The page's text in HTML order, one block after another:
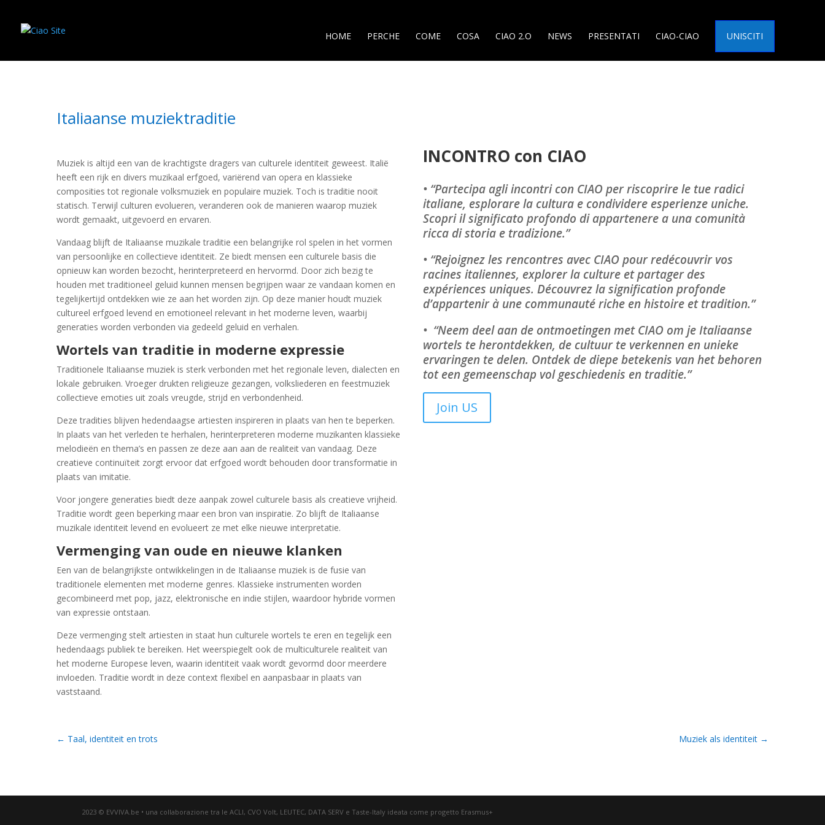
HOME PERCHE COME COSA CIAO 2.O NEWS PRESENTATI CIAO-CIAO UNISCITI
Italiaanse muziektraditie
Muziek is altijd een van de krachtigste dragers van culturele identiteit geweest. Italië
heeft een rijk en divers muzikaal erfgoed, variërend van opera en klassieke
composities tot regionale volksmuziek en populaire muziek. Toch is traditie nooit
statisch. Terwijl culturen evolueren, veranderen ook de manieren waarop muziek
wordt gemaakt, uitgevoerd en ervaren.
Vandaag blijft de Italiaanse muzikale traditie een belangrijke rol spelen in het vormen
van persoonlijke en collectieve identiteit. Ze biedt mensen een culturele basis die
opnieuw kan worden bezocht, herinterpreteerd en hervormd. Door zich bezig te
houden met traditioneel geluid kunnen mensen begrijpen waar ze vandaan komen en
tegelijkertijd ontdekken wie ze aan het worden zijn. Op deze manier houdt muziek
cultureel erfgoed levend en emotioneel relevant in het moderne leven, waarbij
generaties worden verbonden via gedeeld geluid en verhalen.
Wortels van traditie in moderne expressie
Traditionele Italiaanse muziek is sterk verbonden met het regionale leven, dialecten en
lokale gebruiken. Vroeger drukten religieuze gezangen, volksliederen en feestmuziek
collectieve emoties uit zoals vreugde, strijd en verbondenheid.
Deze tradities blijven hedendaagse artiesten inspireren in plaats van hen te beperken.
In plaats van het verleden te herhalen, herinterpreteren moderne muzikanten klassieke
melodieën en thema’s en passen ze deze aan aan de realiteit van vandaag. Deze
creatieve continuïteit zorgt ervoor dat erfgoed wordt behouden door transformatie in
plaats van imitatie.
Voor jongere generaties biedt deze aanpak zowel culturele basis als creatieve vrijheid.
Traditie wordt geen beperking maar een bron van inspiratie. Zo blijft de Italiaanse
muzikale identiteit levend en evolueert ze met elke nieuwe interpretatie.
Vermenging van oude en nieuwe klanken
Een van de belangrijkste ontwikkelingen in de Italiaanse muziek is de fusie van
traditionele elementen met moderne genres. Klassieke instrumenten worden
gecombineerd met pop, jazz, elektronische en indie stijlen, waardoor hybride vormen
van expressie ontstaan.
Deze vermenging stelt artiesten in staat hun culturele wortels te eren en tegelijk een
hedendaags publiek te bereiken. Het weerspiegelt ook de multiculturele realiteit van
het moderne Europese leven, waarin identiteit vaak wordt gevormd door meerdere
invloeden. Traditie wordt in deze context flexibel en aanpasbaar in plaats van
vaststaand.
INCONTRO con CIAO
• “Partecipa agli incontri con CIAO per riscoprire le tue radici
italiane, esplorare la cultura e condividere esperienze uniche.
Scopri il significato profondo di appartenere a una comunità
ricca di storia e tradizione.”
• “Rejoignez les rencontres avec CIAO pour redécouvrir vos
racines italiennes, explorer la culture et partager des
expériences uniques. Découvrez la signification profonde
d’appartenir à une communauté riche en histoire et tradition.”
• “Neem deel aan de ontmoetingen met CIAO om je Italiaanse
wortels te herontdekken, de cultuur te verkennen en unieke
ervaringen te delen. Ontdek de diepe betekenis van het behoren
tot een gemeenschap vol geschiedenis en traditie.”
Join US
← Taal, identiteit en trots Muziek als identiteit →
2023 © EVVIVA.be • una collaborazione tra le ACLI, CVO Volt, LEUTEC, DATA SERV e Taste-Italy ideata come progetto Erasmus+